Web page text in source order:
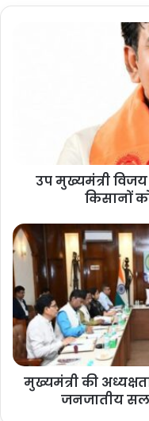
उप मुख्यमंत्री विजय
किसानों
मुख्यमंत्री की
जनजातीय